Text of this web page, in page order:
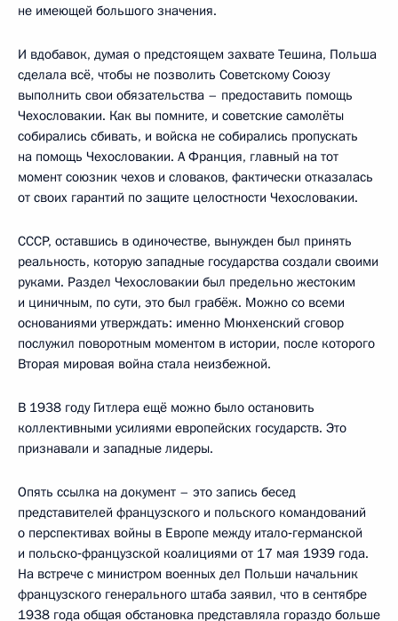
не имеющей большого значения.
И вдобавок, думая о предстоящем захвате Тешина, Польша
сделала всё, чтобы не позволить Советскому Союзу
выполнить свои обязательства – предоставить помощь
Чехословакии. Как вы помните, и советские самолёты
собирались сбивать, и войска не собирались пропускать
на помощь Чехословакии. А Франция, главный на тот
момент союзник чехов и словаков, фактически отказалась
от своих гарантий по защите целостности Чехословакии.
СССР, оставшись в одиночестве, вынужден был принять
реальность, которую западные государства создали своими
руками. Раздел Чехословакии был предельно жестоким
и циничным, по сути, это был грабёж. Можно со всеми
основаниями утверждать: именно Мюнхенский сговор
послужил поворотным моментом в истории, после которого
Вторая мировая война стала неизбежной.
В 1938 году Гитлера ещё можно было остановить
коллективными усилиями европейских государств. Это
признавали и западные лидеры.
Опять ссылка на документ – это запись бесед
представителей французского и польского командований
о перспективах войны в Европе между итало‑германской
и польско‑французской коалициями от 17 мая 1939 года.
На встрече с министром военных дел Польши начальник
французского генерального штаба заявил, что в сентябре
1938 года общая обстановка представляла гораздо больше